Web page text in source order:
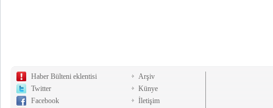
Haber Bülteni eklentisi
Twitter
Facebook
Arşiv
Künye
İletişim